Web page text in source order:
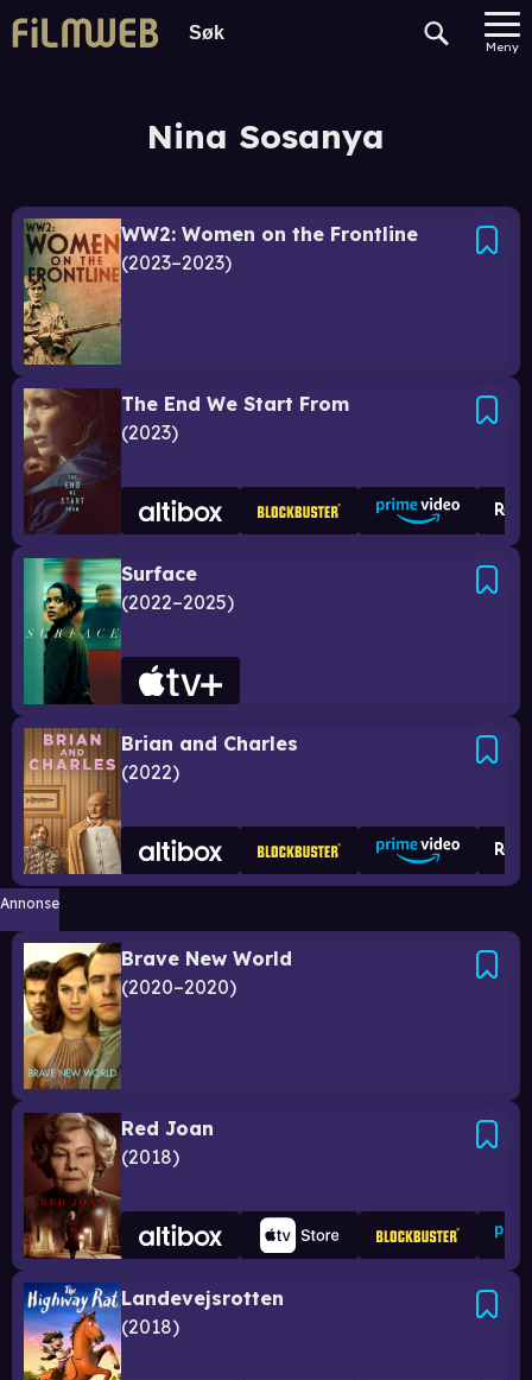
Meny
Nina Sosanya
WW2: Women on the Frontline
2023–2023
The End We Start From
2023
Surface
2022–2025
Brian and Charles
2022
Annonse
Brave New World
2020–2020
Red Joan
2018
Landevejsrotten
2018